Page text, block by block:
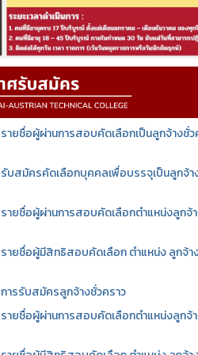
รายชื่อผู้ผ่านการสอบคัดเลือกเป็นลูกจ้างชั่ว
รับสมัครคัดเลือกบุคคลเพื่อบรรจุเป็นลูกจ้า
รายชื่อผู้ผ่านการสอบคัดเลือกตำแหน่งลูกจ้
รายชื่อผู้มีสิทธิสอบคัดเลือก ตำแหน่ง ลูกจ้า
การรับสมัครลูกจ้างชั่วคราว
รายชื่อผู้ผ่านการสอบคัดเลือกตำแหน่งลูกจ้